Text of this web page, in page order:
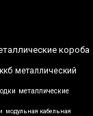
короба
металлический
металлические
модульная кабельная